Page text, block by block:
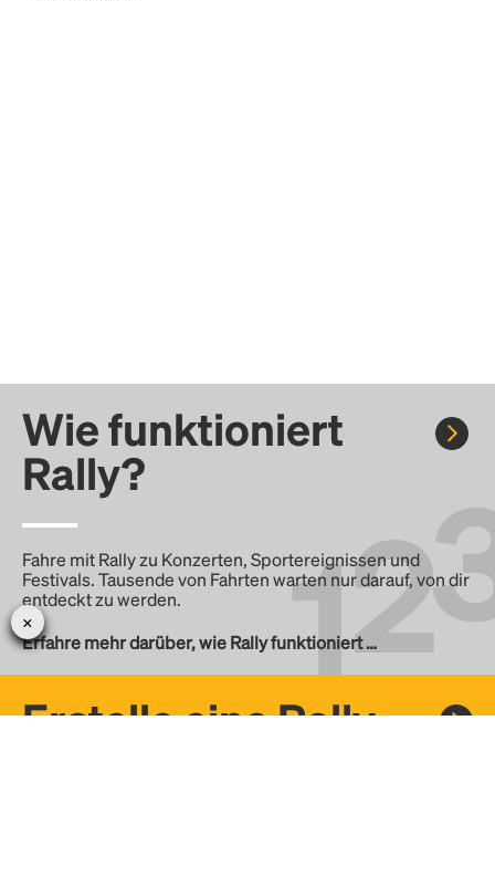
Wie funktioniert
Rally?
Fahre mit Rally zu Konzerten, Sportereignissen und
Festivals. Tausende von Fahrten warten nur darauf, von dir
entdeckt zu werden.
Erfahre mehr darüber, wie Rally funktioniert …
Erstelle eine Rally